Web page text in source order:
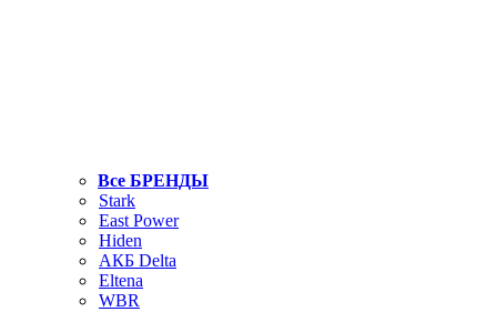
Все БРЕНДЫ
Stark
East Power
Hiden
АКБ Delta
Eltena
WBR